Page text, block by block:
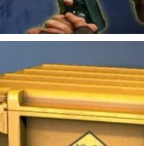
าวุธ CSGO จากเว็บไซต์
ท
มนิยมเพิ่มขึ้น และ สามารถทำลายส
ดียว ก็มีรายงานเผยออกมาว่า มีส